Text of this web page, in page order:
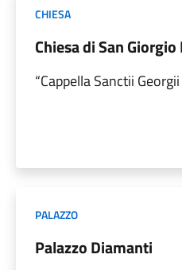
CHIESA
Chiesa di San
“Cappella Sanctii
PALAZZO
Palazzo Diamanti